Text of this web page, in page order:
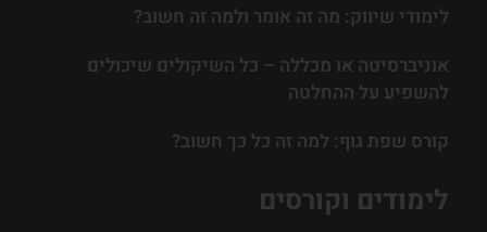
לימודים וקורסים
לימודי שיווק: מה זה אומר ולמה זה חשוב?
אוניברסיטה או מכללה – כל השיקולים שיכולים
להשפיע על ההחלטה
קורס שפת גוף: למה זה כל כך חשוב?